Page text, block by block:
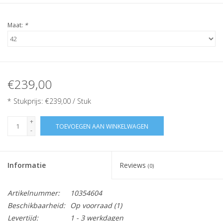
Maat: *
€239,00
* Stukprijs: €239,00 / Stuk
+
-
TOEVOEGEN AAN WINKELWAGEN
Informatie Reviews (0)
Artikelnummer:
10354604
Beschikbaarheid:
Op voorraad(1)
Levertijd:
1 - 3 werkdagen